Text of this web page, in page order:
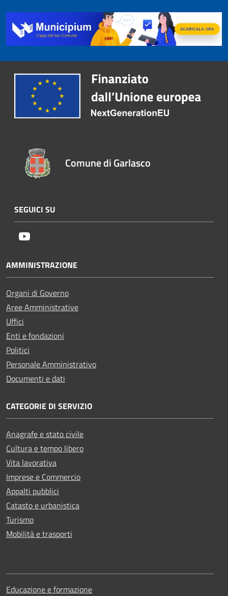
Comune di Garlasco
SEGUICI SU
AMMINISTRAZIONE
Organi di Governo
Aree Amministrative
Uffici
Enti e fondazioni
Politici
Personale Amministrativo
Documenti e dati
CATEGORIE DI SERVIZIO
Anagrafe e stato civile
Cultura e tempo libero
Vita lavorativa
Imprese e Commercio
Appalti pubblici
Catasto e urbanistica
Turismo
Mobilità e trasporti
Educazione e formazione